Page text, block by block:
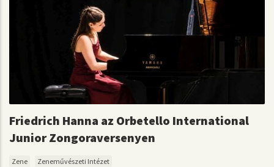
Friedrich Hanna az Orbetello International
Junior Zongoraversenyen
Zene Zeneművészeti Intézet